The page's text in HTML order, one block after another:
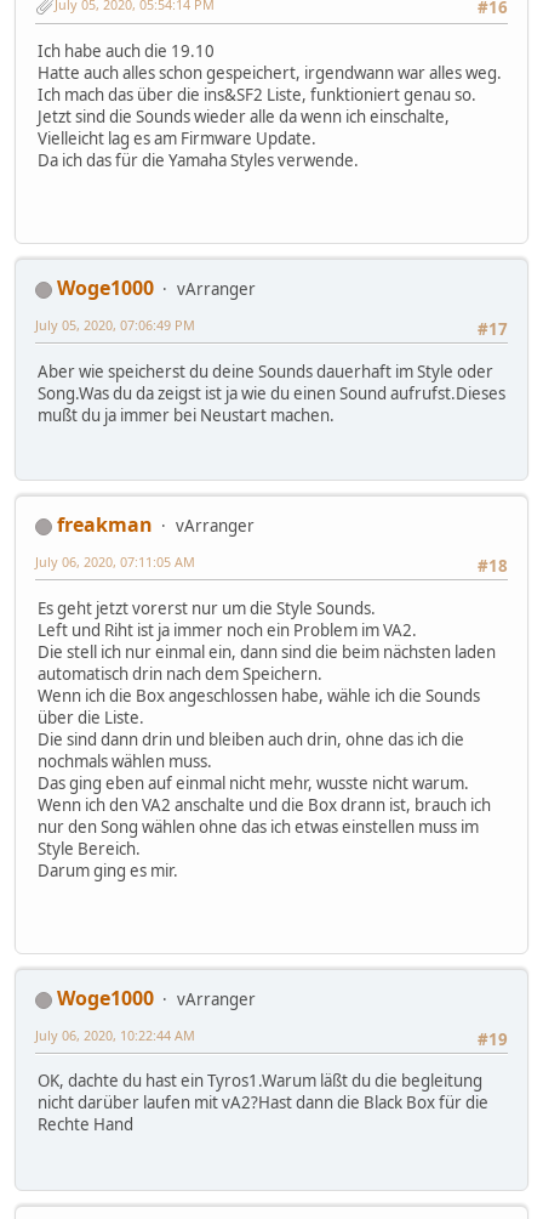
#16
July 05, 2020, 05:54:14 PM
Ich habe auch die 19.10
Hatte auch alles schon gespeichert, irgendwann war alles weg.
Ich mach das über die ins&SF2 Liste, funktioniert genau so.
Jetzt sind die Sounds wieder alle da wenn ich einschalte,
Vielleicht lag es am Firmware Update.
Da ich das für die Yamaha Styles verwende.
Woge1000
vArranger
#17
July 05, 2020, 07:06:49 PM
Aber wie speicherst du deine Sounds dauerhaft im Style oder
Song.Was du da zeigst ist ja wie du einen Sound aufrufst.Dieses
mußt du ja immer bei Neustart machen.
freakman
vArranger
#18
July 06, 2020, 07:11:05 AM
Es geht jetzt vorerst nur um die Style Sounds.
Left und Riht ist ja immer noch ein Problem im VA2.
Die stell ich nur einmal ein, dann sind die beim nächsten laden
automatisch drin nach dem Speichern.
Wenn ich die Box angeschlossen habe, wähle ich die Sounds
über die Liste.
Die sind dann drin und bleiben auch drin, ohne das ich die
nochmals wählen muss.
Das ging eben auf einmal nicht mehr, wusste nicht warum.
Wenn ich den VA2 anschalte und die Box drann ist, brauch ich
nur den Song wählen ohne das ich etwas einstellen muss im
Style Bereich.
Darum ging es mir.
Woge1000
vArranger
#19
July 06, 2020, 10:22:44 AM
OK, dachte du hast ein Tyros1.Warum läßt du die begleitung
nicht darüber laufen mit vA2?Hast dann die Black Box für die
Rechte Hand